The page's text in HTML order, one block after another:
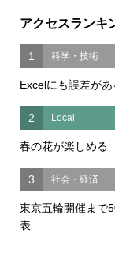
アクセスランキ
1 科学・技術
Excelにも誤差が
2 Local
春の花が楽しめ
3 社会・経済
東京五輪開催まで
表